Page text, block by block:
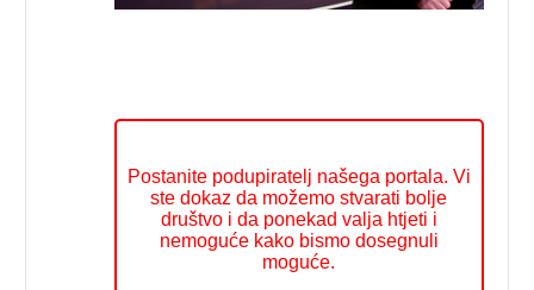
Postanite podupiratelj našega portala. Vi
ste dokaz da možemo stvarati bolje
društvo i da ponekad valja htjeti i
nemoguće kako bismo dosegnuli
moguće.